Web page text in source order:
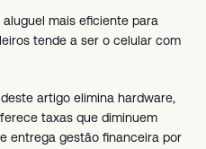
mais eficiente para
tende a ser o celular com
artigo elimina hardware,
taxas que diminuem
entrega gestão financeira por